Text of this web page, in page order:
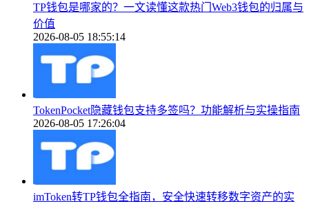
TP钱包是哪家的？一文读懂这款热门Web3钱包的归属与
价值
2026-08-05 18:55:14
TokenPocket隐藏钱包支持多签吗？功能解析与实操指南
2026-08-05 17:26:04
imToken转TP钱包全指南，安全快速转移数字资产的实